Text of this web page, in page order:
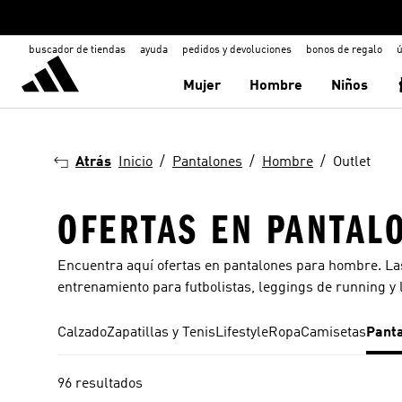
buscador de tiendas ayuda pedidos y devoluciones bonos de regalo
Mujer Hombre Niños
Atrás Inicio Pantalones Hombre Outlet
OFERTAS EN
Encuentra aquí ofertas en pantalones para hombre.
entrenamiento para futbolistas, leggings de running y
CalzadoZapatillas y TenisLifestyleRopaCamisetas
96 resultados